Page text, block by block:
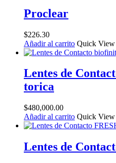
Proclear
$226.30
Añadir al carrito Quick View
Lentes de
torica
$480,000.00
Añadir al carrito Quick View
Lentes de